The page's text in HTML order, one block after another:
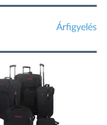
Árfigyelés